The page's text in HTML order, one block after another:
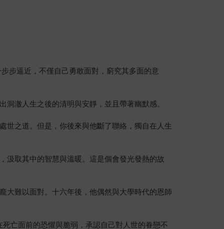
步逼近，不僅自己勇敢面對，窮究其多面的意
澈人生之後的清明與安靜，並且帶著幽默感。
世之道。但是，你後來與他斷了聯絡，獨自在人生
汲取其中的智慧與溫暖。這是個會發光發熱的故
大難以面對。十六年後，他偶然與大學時代的恩師
亡面前的恐懼與脆弱，承認自己對人世的眷戀不